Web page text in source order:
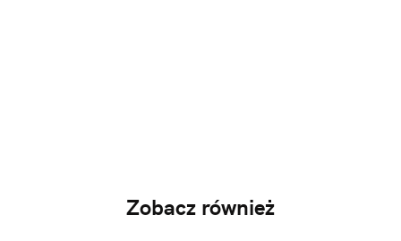
Zobacz również